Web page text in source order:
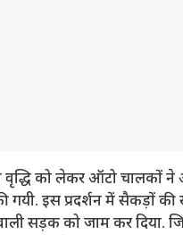
वृद्धि को लेकर ऑटो चालकों
गयी. इस प्रदर्शन में सैकड़ों
सड़क को जाम कर दिया.